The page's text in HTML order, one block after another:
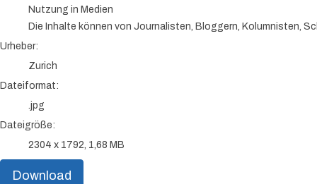
Nutzung in Medien
Die Inhalte können von Journalisten, Bloggern, Kolumnisten,
Urheber:
Zurich
Dateiformat:
.jpg
Dateigröße:
2304 x 1792, 1,68 MB
Download